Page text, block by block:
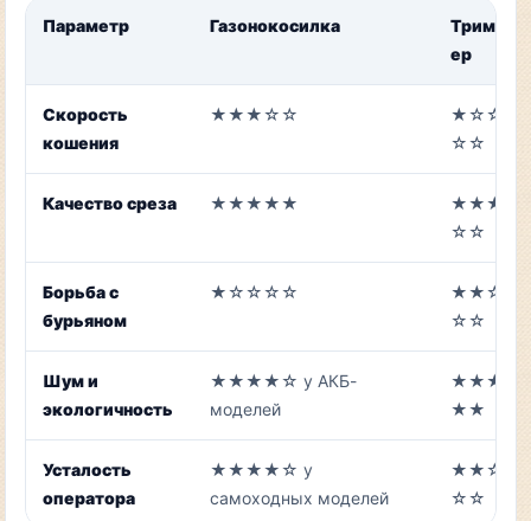
Параметр Газонокосилка
Тримм
ер
Скорость
кошения
★★★☆☆
★☆☆
☆☆
Качество среза ★★★★★
★★★
☆☆
Борьба с
бурьяном
★☆☆☆☆
★★☆
☆☆
Шум и
экологичность
★★★★☆ у АКБ-
моделей
★★★
★★
Усталость
оператора
★★★★☆ у
самоходных моделей
★★☆
☆☆